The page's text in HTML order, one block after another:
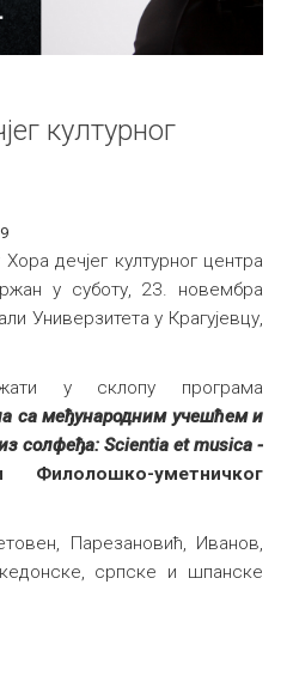
културног
дечјег културног центра
у суботу, 23. новембра
Универзитета у Крагујевцу,
у склопу програма
са међународним учешћем и
солфеђа: Scientia et musica -
Филолошко-уметничког
Парезановић, Иванов,
српске и шпанске